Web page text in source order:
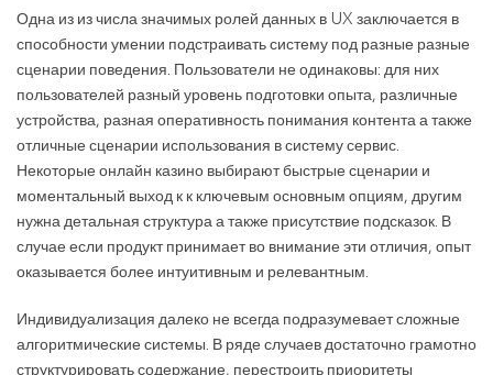
Одна из из числа значимых ролей данных в UX заключается в
способности умении подстраивать систему под разные разные
сценарии поведения. Пользователи не одинаковы: для них
пользователей разный уровень подготовки опыта, различные
устройства, разная оперативность понимания контента а также
отличные сценарии использования в систему сервис.
Некоторые онлайн казино выбирают быстрые сценарии и
моментальный выход к к ключевым основным опциям, другим
нужна детальная структура а также присутствие подсказок. В
случае если продукт принимает во внимание эти отличия, опыт
оказывается более интуитивным и релевантным.
Индивидуализация далеко не всегда подразумевает сложные
алгоритмические системы. В ряде случаев достаточно грамотно
структурировать содержание, перестроить приоритеты